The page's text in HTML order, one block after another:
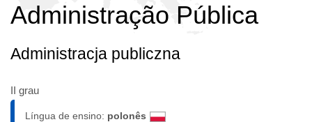
Administração Pública
Administracja publiczna
II grau
Língua de ensino: polonês